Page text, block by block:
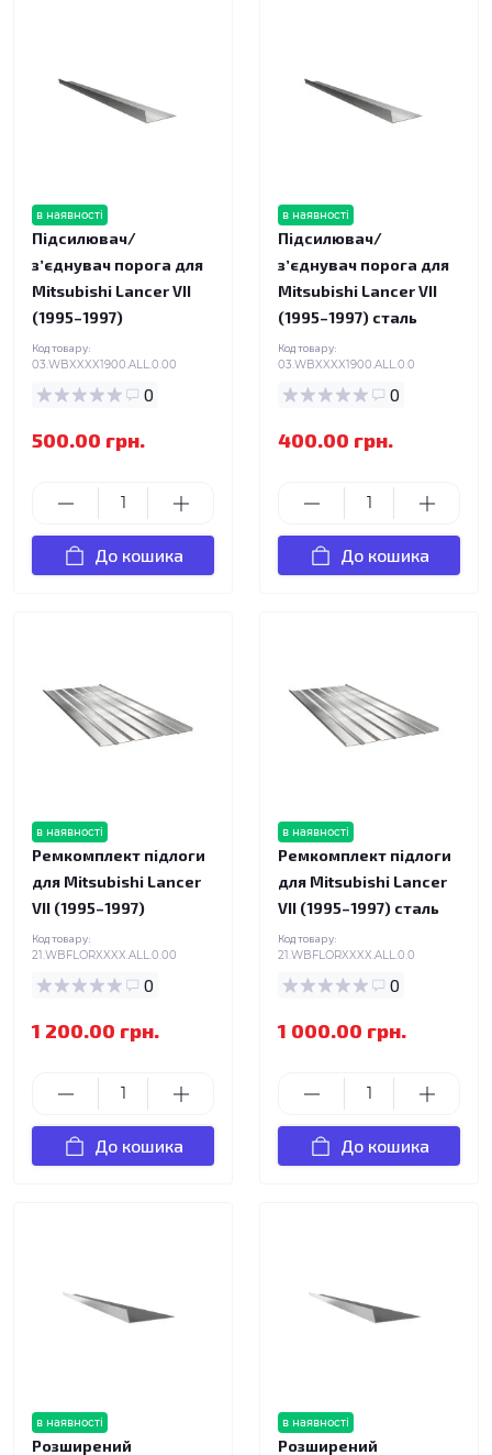
в наявності
Підсилювач/
зʼєднувач порога для
Mitsubishi Lancer VII
(1995–1997)
Код товару:
03.WBXXXX1900.ALL.0.00
0
500.00 грн.
До кошика
в наявності
Підсилювач/
зʼєднувач порога для
Mitsubishi Lancer VII
(1995–1997) сталь
Код товару:
03.WBXXXX1900.ALL.0.0
0
400.00 грн.
До кошика
в наявності
Ремкомплект підлоги
для Mitsubishi Lancer
VII (1995–1997)
Код товару:
21.WBFLORXXXX.ALL.0.00
0
1 200.00 грн.
До кошика
в наявності
Ремкомплект підлоги
для Mitsubishi Lancer
VII (1995–1997) сталь
Код товару:
21.WBFLORXXXX.ALL.0.0
0
1 000.00 грн.
До кошика
в наявності
Розширений
в наявності
Розширений